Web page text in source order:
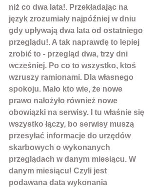
niż co dwa lata!. Przekładając na
język zrozumiały najpóźniej w dniu
gdy upływają dwa lata od ostatniego
przeglądu!. A tak naprawdę to lepiej
zrobić to - przegląd dwa, trzy dni
wcześniej. Po co to wszystko, ktoś
wzruszy ramionami. Dla własnego
spokoju. Mało kto wie, że nowe
prawo nałożyło również nowe
obowiązki na serwisy. I tu właśnie się
wszystko łączy, bo serwisy muszą
przesyłać informacje do urzędów
skarbowych o wykonanych
przeglądach w danym miesiącu. W
danym miesiącu! Czyli jest
podawana data wykonania